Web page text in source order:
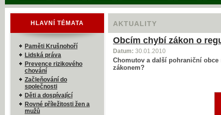
AKTUALITY
Obcím chybí zákon o
Datum: 30.01.2010
Chomutov a další pohraniční
zákonem?
HLAVNÍ TÉMATA
Paměti Krušnohoří
Lidská práva
Prevence rizikového
chování
Začleňování do
společnosti
Děti a dospívající
Rovné příležitosti žen a
mužů